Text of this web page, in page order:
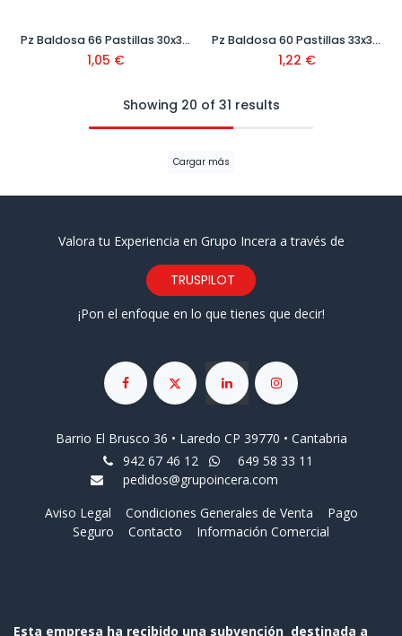
Pz Baldosa 66 Pastillas 30x30x4 Ref.366
1,05 €
Pz Baldosa 60 Pastillas 33x33x4 Ref.330
1,22 €
Showing 20 of 31 results
Cargar más
Valora tu Experiencia en Grupo Incera a través de
TRUSPILOT
¡Pon el enfoque en lo que tienes que decir!
Barrio El Brusco 36 • Laredo CP 39770 • Cantabria
942 67 46 12
649 58 33 11
pedidos@grupoincera.com
Aviso Legal
Condiciones Generales de Venta
Pago
Seguro
Contacto Información Comercial
Esta empresa ha recibido una subvención destinada a